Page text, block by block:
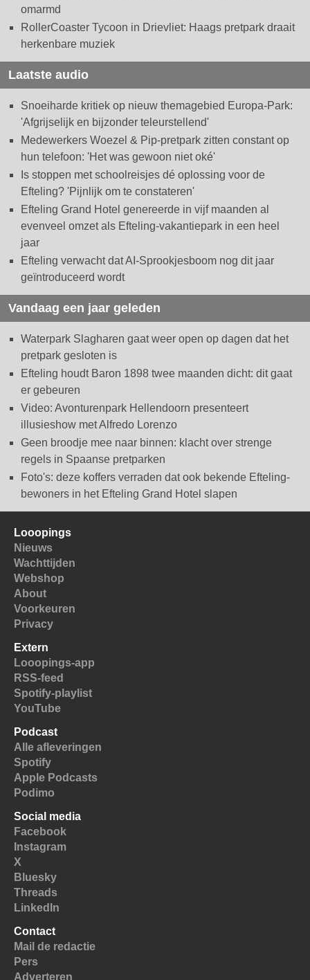
omarmd
RollerCoaster Tycoon in Drievliet: Haags pretpark draait
herkenbare muziek
Laatste audio
Snoeiharde kritiek op nieuw themagebied Europa-Park:
'Afgrijselijk en bijzonder teleurstellend'
Medewerkers Woezel & Pip-pretpark zitten constant op
hun telefoon: 'Het was gewoon niet oké'
Is stoppen met schoolreisjes dé oplossing voor de
Efteling? 'Pijnlijk om te constateren'
Efteling Grand Hotel genereerde in vijf maanden al
evenveel omzet als Efteling-vakantiepark in een heel
jaar
Efteling verwacht dat AI-Sprookjesboom nog dit jaar
geïntroduceerd wordt
Vandaag een jaar geleden
Waterpark Slagharen gaat weer open op dagen dat het
pretpark gesloten is
Efteling houdt Baron 1898 twee maanden dicht: dit gaat
er gebeuren
Video: Avonturenpark Hellendoorn presenteert
illusieshow met Alfredo Lorenzo
Geen broodje mee naar binnen: klacht over strenge
regels in Spaanse pretparken
Foto's: deze koffers verraden dat ook bekende Efteling-
bewoners in het Efteling Grand Hotel slapen
Looopings
Nieuws
Wachttijden
Webshop
About
Voorkeuren
Privacy
Extern
Looopings-app
RSS-feed
Spotify-playlist
YouTube
Podcast
Alle afleveringen
Spotify
Apple Podcasts
Podimo
Social media
Facebook
Instagram
X
Bluesky
Threads
LinkedIn
Contact
Mail de redactie
Pers
Adverteren